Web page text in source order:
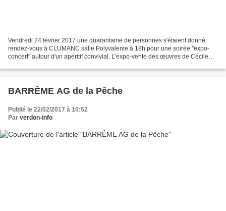
Vendredi 24 février 2017 une quarantaine de personnes s'étaient donné
rendez-vous à CLUMANC salle Polyvalente à 18h pour une soirée ''expo-
concert'' autour d'un apéritif convivial. L’expo-vente des œuvres de Cécile
BARRÊME AG de la Pêche
Publié le 22/02/2017 à 10:52
Par verdon-info